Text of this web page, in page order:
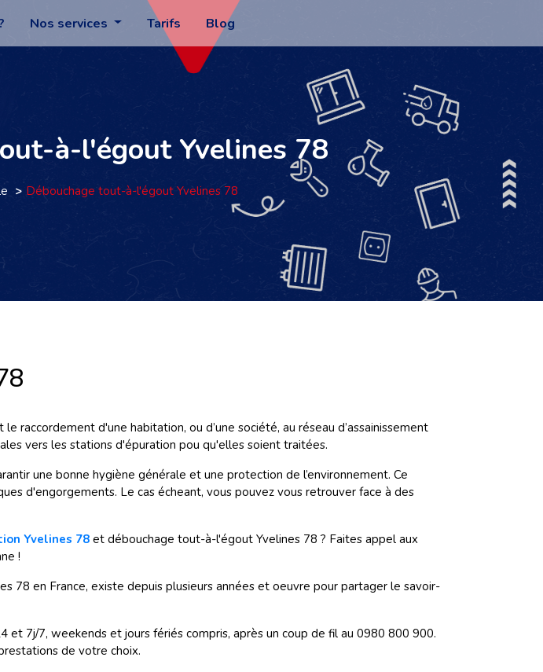
Nos services Tarifs Blog
à-l'égout Yvelines 78
Débouchage tout-à-l'égout Yvelines 78
raccordement d'une habitation, ou d’une société, au réseau d’assainissement
vers les stations d'épuration pou qu'elles soient traitées.
une bonne hygiène générale et une protection de l’environnement. Ce
d'engorgements. Le cas écheant, vous pouvez vous retrouver face à des
Yvelines 78 et débouchage tout-à-l'égout Yvelines 78 ? Faites appel aux
!
en France, existe depuis plusieurs années et oeuvre pour partager le savoir-
et 7j/7, weekends et jours fériés compris, après un coup de fil au 0980 800 900.
de votre choix.